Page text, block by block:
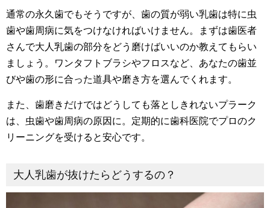
通常の永久歯でもそうですが、歯の質が弱い乳歯は特に虫
歯や歯周病に気をつけなければいけません。まずは歯医者
さんで大人乳歯の部分をどう磨けばいいのか教えてもらい
ましょう。ワンタフトブラシやフロスなど、あなたの歯並
びや歯の形に合った道具や磨き方を選んでくれます。
また、歯磨きだけではどうしても落としきれないプラーク
は、虫歯や歯周病の原因に。定期的に歯科医院でプロのク
リーニングを受けると安心です。
大人乳歯が抜けたらどうするの？